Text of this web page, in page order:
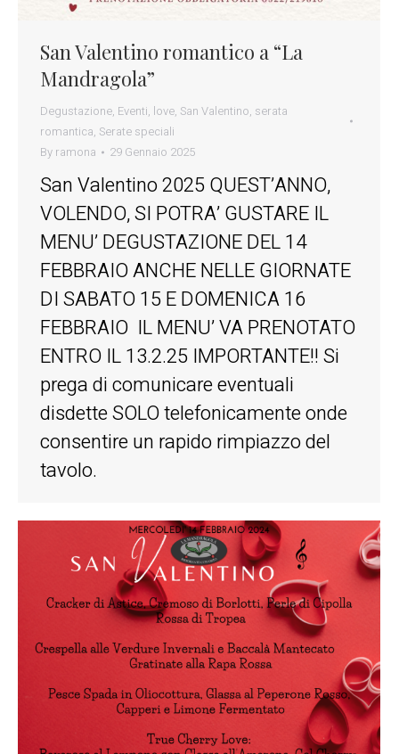
San Valentino romantico a “La
Mandragola”
Degustazione, Eventi, love, San Valentino, serata
romantica, Serate speciali
By ramona 29 Gennaio 2025
San Valentino 2025 QUEST’ANNO,
VOLENDO, SI POTRA’ GUSTARE IL
MENU’ DEGUSTAZIONE DEL 14
FEBBRAIO ANCHE NELLE GIORNATE
DI SABATO 15 E DOMENICA 16
FEBBRAIO IL MENU’ VA PRENOTATO
ENTRO IL 13.2.25 IMPORTANTE!! Si
prega di comunicare eventuali
disdette SOLO telefonicamente onde
consentire un rapido rimpiazzo del
tavolo.